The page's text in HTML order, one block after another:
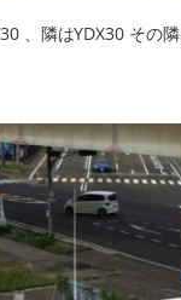
、隣はYDX30 その